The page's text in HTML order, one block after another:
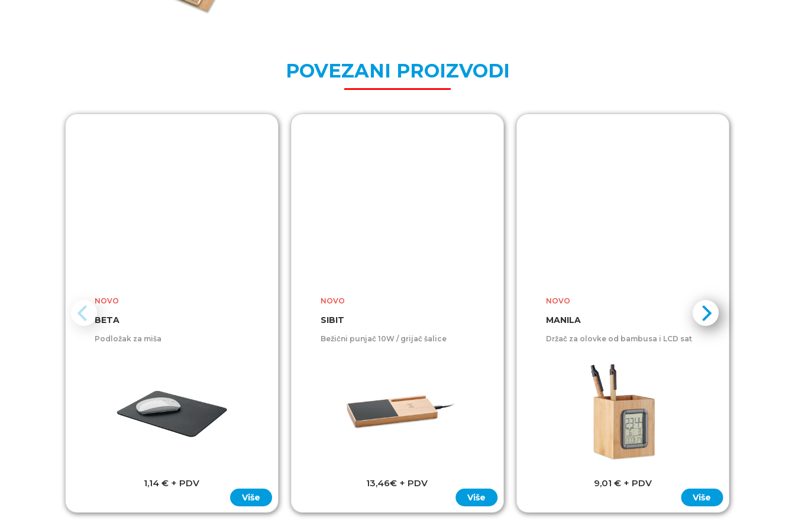
POVEZANI PROIZVODI
NOVO
BETA
Podložak za miša
1,14 € + PDV
Više
NOVO
SIBIT
Bežični punjač 10W / grijač šalice
13,46€ + PDV
Više
NOVO
MANILA
Držač za olovke od bambusa i LCD sat
9,01 € + PDV
Više